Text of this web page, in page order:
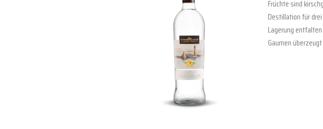
Früchte sind
Destillation für
Lagerung
Gaumen